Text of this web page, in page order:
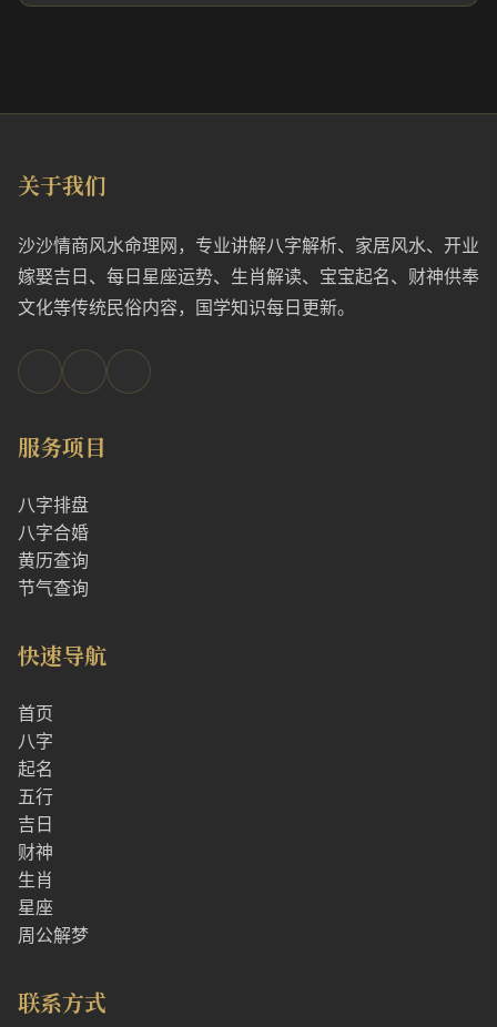
关于我们
沙沙情商风水命理网，专业讲解八字解析、家居风水、开业
嫁娶吉日、每日星座运势、生肖解读、宝宝起名、财神供奉
文化等传统民俗内容，国学知识每日更新。
服务项目
八字排盘
八字合婚
黄历查询
节气查询
快速导航
首页
八字
起名
五行
吉日
财神
生肖
星座
周公解梦
联系方式